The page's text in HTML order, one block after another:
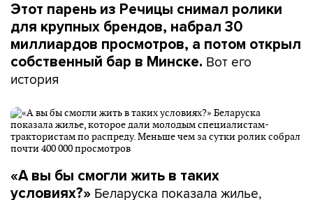
Этот парень из Речицы снимал ролики
для крупных брендов, набрал 30
миллиардов просмотров, а потом открыл
собственный бар в Минске. Вот его
история
«А вы бы смогли жить в таких
условиях?» Беларуска показала жилье,